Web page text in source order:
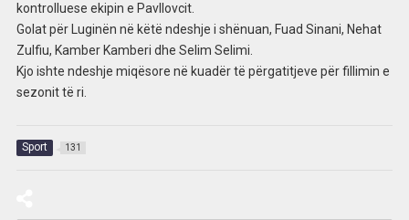
kontrolluese ekipin e Pavllovcit.
Golat për Luginën në këtë ndeshje i shënuan, Fuad Sinani, Nehat
Zulfiu, Kamber Kamberi dhe Selim Selimi.
Kjo ishte ndeshje miqësore në kuadër të përgatitjeve për fillimin e
sezonit të ri.
Sport 131